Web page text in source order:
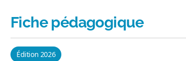
Fiche pédagogique
Édition 2026